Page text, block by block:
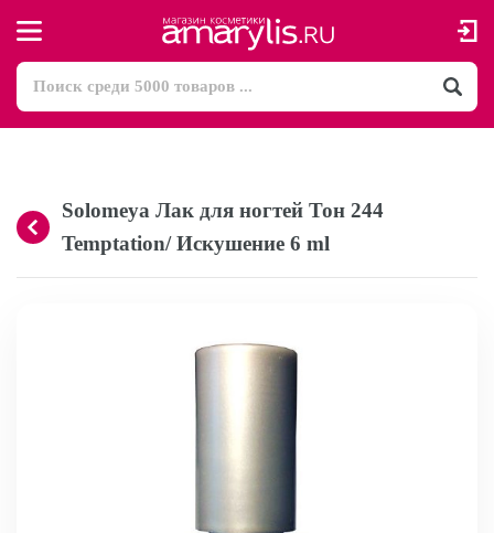
Solomeya Лак для ногтей Тон 244
Temptation/ Искушение 6 ml